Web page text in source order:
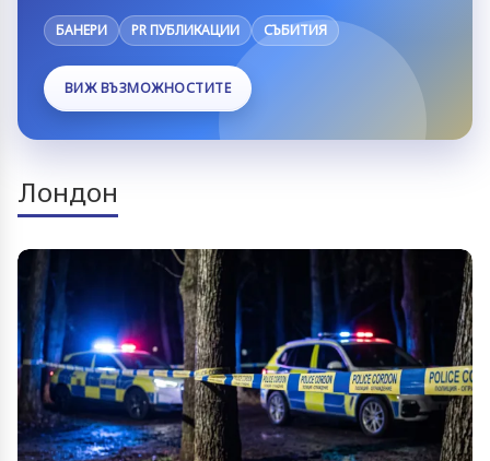
БАНЕРИ PR ПУБЛИКАЦИИ СЪБИТИЯ
ВИЖ ВЪЗМОЖНОСТИТЕ
Лондон